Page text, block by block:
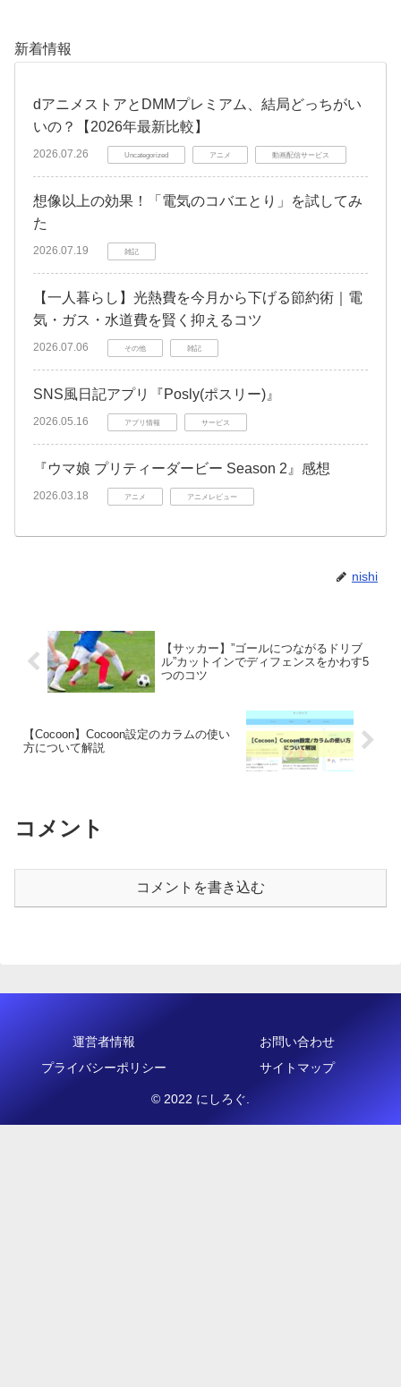
新着情報
dアニメストアとDMMプレミアム、結局どっちがい
いの？【2026年最新比較】
2026.07.26 Uncategorized アニメ 動画配信サービス
想像以上の効果！「電気のコバエとり」を試してみ
た
2026.07.19 雑記
【一人暮らし】光熱費を今月から下げる節約術｜電
気・ガス・水道費を賢く抑えるコツ
2026.07.06 その他 雑記
SNS風日記アプリ『Posly(ポスリー)』
2026.05.16 アプリ情報 サービス
『ウマ娘 プリティーダービー Season 2』感想
2026.03.18 アニメ アニメレビュー
nishi
【サッカー】”ゴールにつながるドリブ
ル”カットインでディフェンスをかわす5
つのコツ
【Cocoon】Cocoon設定のカラムの使い
方について解説
コメント
コメントを書き込む
運営者情報
お問い合わせ
プライバシーポリシー
サイトマップ
© 2022 にしろぐ.